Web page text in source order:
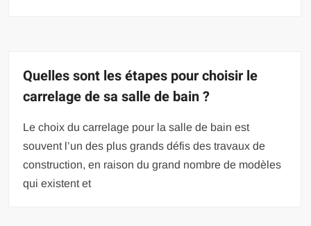
Quelles sont les étapes pour choisir le
carrelage de sa salle de bain ?
Le choix du carrelage pour la salle de bain est
souvent l’un des plus grands défis des travaux de
construction, en raison du grand nombre de modèles
qui existent et